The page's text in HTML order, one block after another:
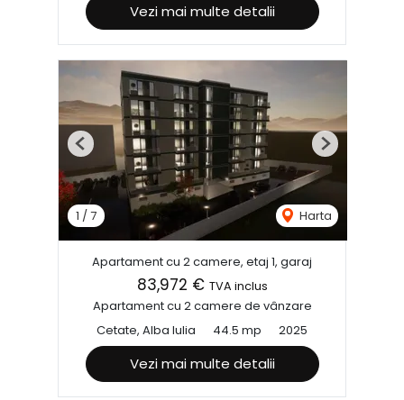
Vezi mai multe detalii
1 /7 Harta
Previous Next
Apartament cu 2 camere, etaj 1, garaj
83,972 € TVA inclus
Apartament cu 2 camere de vânzare
Cetate, Alba Iulia
44.5 mp 2025
Vezi mai multe detalii